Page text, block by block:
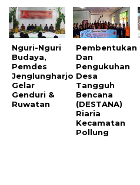
Nguri-Nguri
Budaya,
Pemdes
Jenglungharjo
Gelar
Genduri &
Ruwatan
Pembentukan
Dan
Pengukuhan
Desa
Tangguh
Bencana
(DESTANA)
Riaria
Kecamatan
Pollung